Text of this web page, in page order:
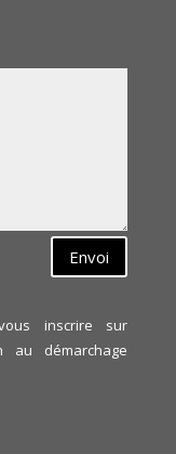
Envoi
inscrire sur
démarchage